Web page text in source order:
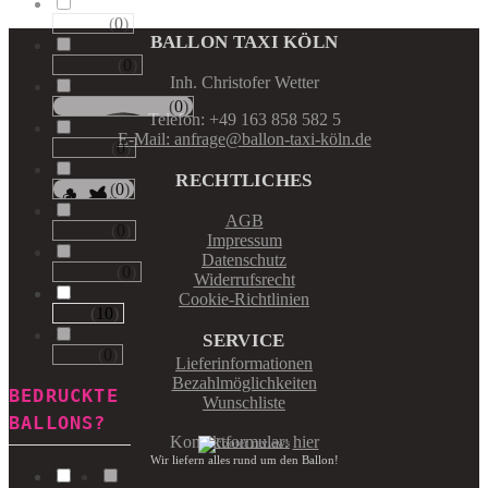
(0)
0
(0)
0)
Säulen (0)
0
0
( 10 )
0
BEDRUCKTE
BALLONS?
BALLON TAXI KÖLN
Inh. Christofer Wetter
Telefon: +49 163 858 582 5
E-Mail: anfrage@ballon-taxi-köln.de
RECHTLICHES
AGB
Impressum
Datenschutz
Widerrufsrecht
Cookie-Richtlinien
SERVICE
Lieferinformationen
Bezahlmöglichkeiten
Wunschliste
Kontaktformular:hier
Wir liefern alles rund um den Ballon!